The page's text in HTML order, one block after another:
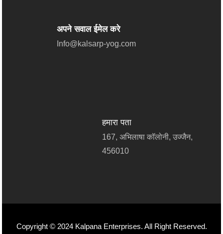
अपने सवाल ईमेल करे
Info@kalsarp-yog.com
हमारा पता
167, अभिलाषा कॉलोनी, उज्जैन,
456010
Copyright © 2024 Kalpana Enterprises. All Right Reserved.